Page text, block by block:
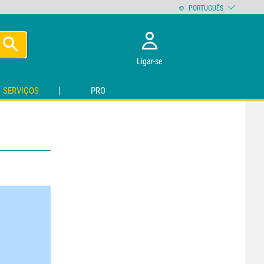
Ligar-se
SERVIÇOS PRO
PORTUGUÊS